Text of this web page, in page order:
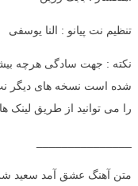
تنظیم نت پیانو : النا یوسفی
نکته : جهت سادگی هرچه
شده است نسخه های دیگر
را می توانید از طریق لینک
متن آهنگ عشق آمد سعید